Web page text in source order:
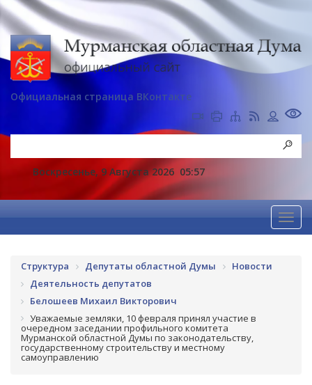
Официальная страница ВКонтакте
Воскресенье, 9 Августа 2026 05:57
Структура Депутаты областной Думы
Новости
Деятельность депутатов
Белошеев Михаил Викторович
Уважаемые земляки, 10 февраля принял участие в
очередном заседании профильного комитета
Мурманской областной Думы по законодательству,
государственному строительству и местному
самоуправлению